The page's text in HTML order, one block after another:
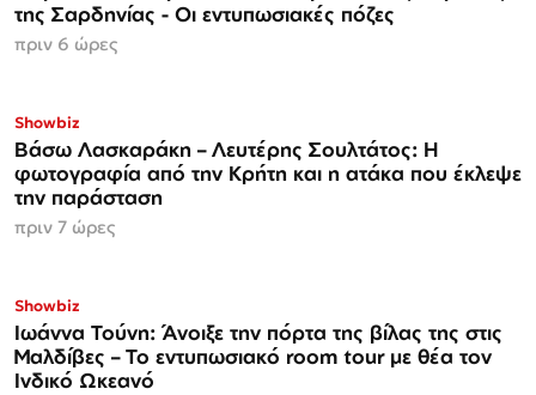
της Σαρδηνίας - Οι εντυπωσιακές πόζες
πριν 6 ώρες
Showbiz
Βάσω Λασκαράκη – Λευτέρης Σουλτάτος: Η
φωτογραφία από την Κρήτη και η ατάκα που έκλεψε
την παράσταση
πριν 7 ώρες
Showbiz
Ιωάννα Τούνη: Άνοιξε την πόρτα της βίλας της στις
Μαλδίβες – Το εντυπωσιακό room tour με θέα τον
Ινδικό Ωκεανό